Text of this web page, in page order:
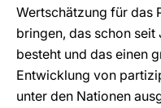
Wertschätzung für das
bringen, das schon seit
besteht und das einen
Entwicklung von
unter den Nationen